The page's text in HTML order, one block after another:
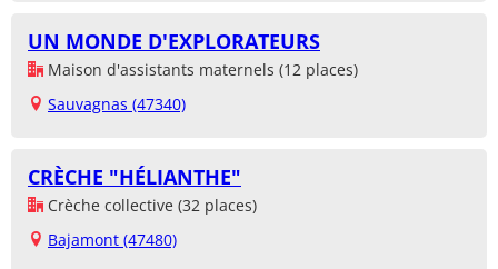
UN MONDE D'EXPLORATEURS
Maison d'assistants maternels (12 places)
Sauvagnas (47340)
CRÈCHE "HÉLIANTHE"
Crèche collective (32 places)
Bajamont (47480)